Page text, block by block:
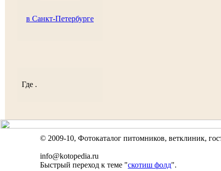
в Санкт-Петербурге
Где .
© 2009-10, Фотокаталог питомников, ветклиник,
info@kotopedia.ru
Быстрый переход к теме "скотиш фолд".